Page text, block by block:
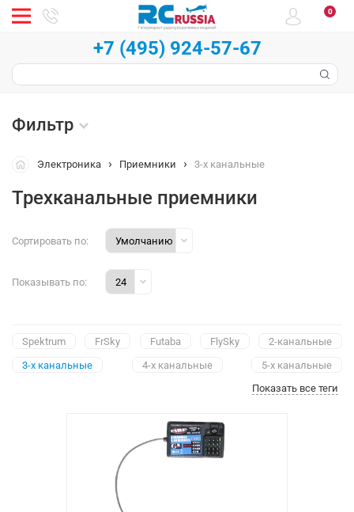
0
+7 (495) 924-57-67
Фильтр
Электроника Приемники 3-х канальные
Трехканальные приемники
Сортировать по:
Показывать по:
Spektrum FrSky Futaba FlySky
2-канальные
3-х канальные
4-х канальные
5-х канальные
8-канальные
Показать все теги